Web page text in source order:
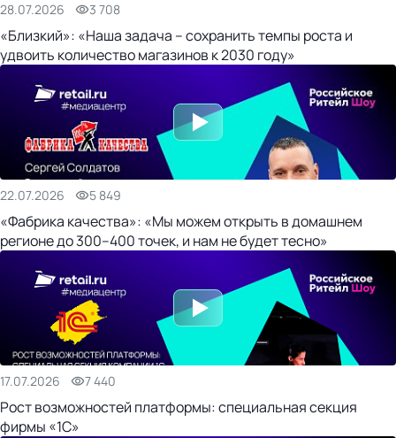
28.07.2026 3 708
«Близкий»: «Наша задача – сохранить темпы роста и
удвоить количество магазинов к 2030 году»
22.07.2026 5 849
«Фабрика качества»: «Мы можем открыть в домашнем
регионе до 300–400 точек, и нам не будет тесно»
17.07.2026 7 440
Рост возможностей платформы: специальная секция
фирмы «1С»